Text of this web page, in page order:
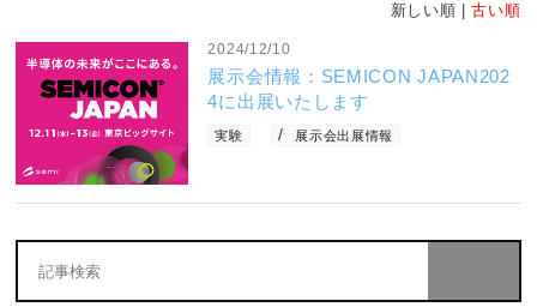
新しい順 |古い順
2024/12/10
展示会情報：SEMICON JAPAN202
4に出展いたします
実験 展示会出展情報